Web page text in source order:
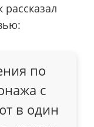
по
с
в один